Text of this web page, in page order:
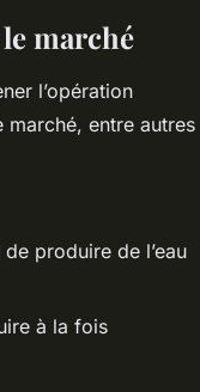
marché
l’opération
entre autres
produire de l’eau
à la fois